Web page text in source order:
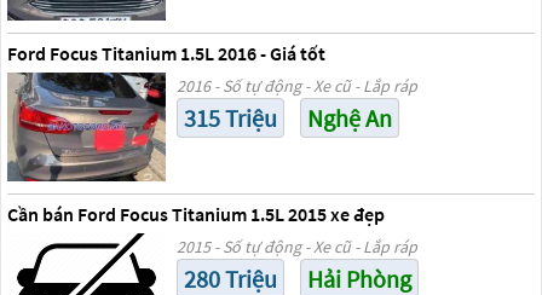
Ford Focus Titanium 1.5L 2016 - Giá tốt
2016 - Số tự động - Xe cũ - Lắp ráp
315 Triệu Nghệ An
Cần bán Ford Focus Titanium 1.5L 2015 xe đẹp
2015 - Số tự động - Xe cũ - Lắp ráp
280 Triệu Hải Phòng